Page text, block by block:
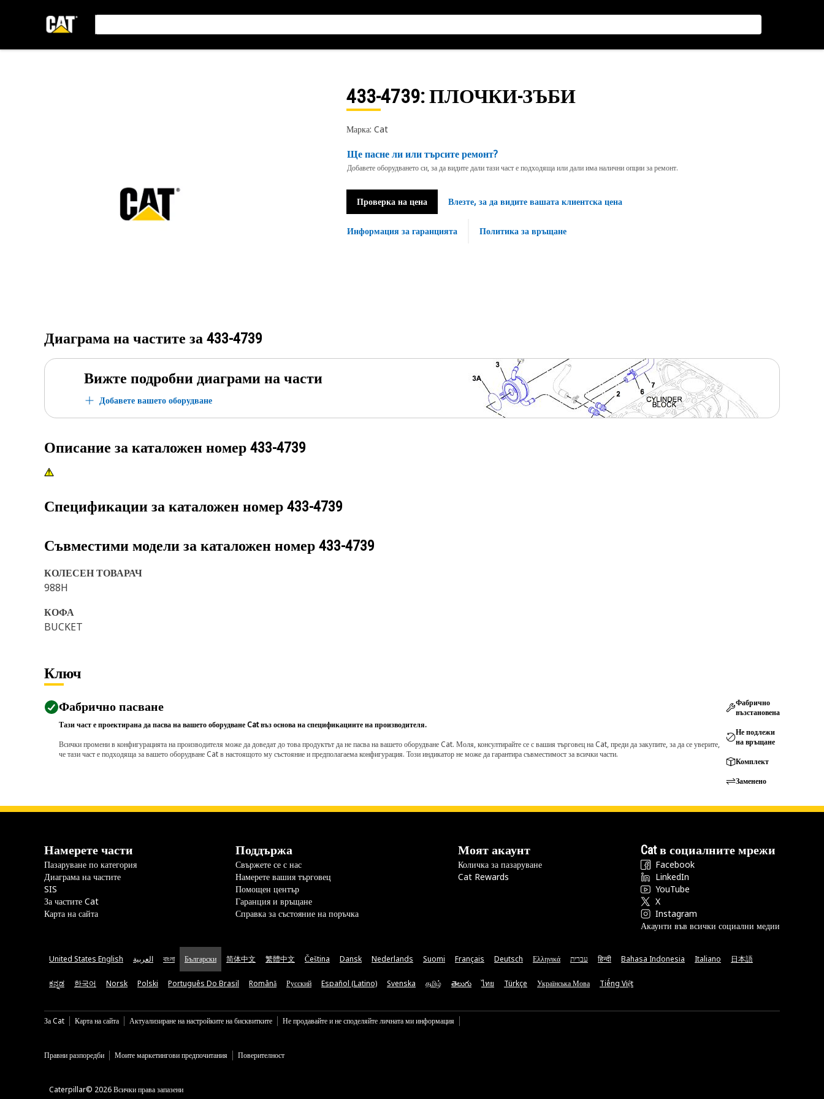
433-4739: ПЛОЧКИ-ЗЪБИ
Марка: Cat
Ще пасне ли или търсите ремонт?
Добавете оборудването си, за да видите дали тази част е подходяща или дали има налични опции за ремонт.
Проверка на цена Влезте, за да видите вашата клиентска цена
Информация за гаранцията Политика за връщане
Диаграма на частите за 433-4739
Вижте подробни диаграми на части
Добавете вашето оборудване
Описание за каталожен номер 433-4739
Спецификации за каталожен номер 433-4739
Съвместими модели за каталожен номер 433-4739
КОЛЕСЕН ТОВАРАЧ
988H
КОФА
BUCKET
Ключ
Фабрично пасване
Тази част е проектирана да пасва на вашето оборудване Cat въз основа на спецификациите на производителя.
Всички промени в конфигурацията на производителя може да доведат до това продуктът да не пасва на вашето оборудване Cat. Моля, консултирайте се с вашия търговец на Cat, преди да закупите, за да се уверите,
че тази част е подходяща за вашето оборудване Cat в настоящото му състояние и предполагаема конфигурация. Този индикатор не може да гарантира съвместимост за всички части.
Фабрично
възстановена
Не подлежи
на връщане
Комплект
Заменено
Намерете части
Пазаруване по категория
Диаграма на частите
SIS
За частите Cat
Карта на сайта
Поддържа
Свържете се с нас
Намерете вашия търговец
Помощен център
Гаранция и връщане
Справка за състояние на поръчка
Моят акаунт
Количка за пазаруване
Cat Rewards
Cat в социалните мрежи
Facebook
LinkedIn
YouTube
X
Instagram
Акаунти във всички социални медии
United States English العربية বাংলা Български 简体中文 繁體中文 Čeština Dansk Nederlands Suomi Français Deutsch Ελληνικά עברית हिन्दी Bahasa Indonesia Italiano 日本語
ಕನ್ನಡ 한국어 Norsk Polski Português Do Brasil Română Русский Español (Latino) Svenska தமிழ் తెలుగు ไทย Türkçe Українська Мова Tiếng Việt
За Cat Карта на сайта Актуализиране на настройките на бисквитките Не продавайте и не споделяйте личната ми информация
Правни разпоредби Моите маркетингови предпочитания Поверителност
Caterpillar© 2026 Всички права запазени